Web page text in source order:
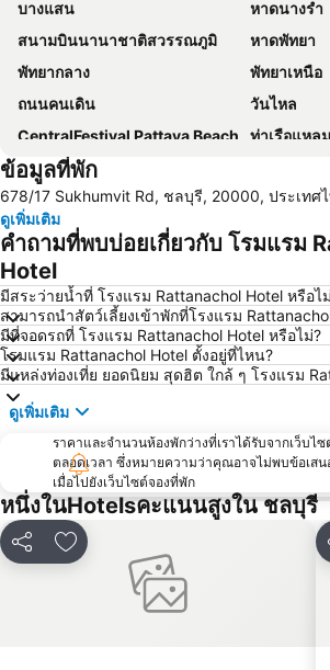
บางแสน
หาดนางรำ
สนามบินนานาชาติสวรรณภูมิ
หาดพัทยา
พัทยากลาง
พัทยาเหนือ
ถนนคนเดิน
วันไหล
CentralFestival Pattaya Beach
ท่าเรือแหล
สวนเสือศรีราชา
บิ๊กซี เอ็กซ์ตร้า พัทยา3
วัดหงษ์ทอง
พีระเซอร์กิต
เมืองโบราณ
เอสเอฟเอ็กซ์ ซีเนม่า เซ็นทรัลพัทยาบีช
ข้อมูลที่พัก
678/17 Sukhumvit Rd, ชลบุรี, 20000, ประเทศ
ดูเพิ่มเติม
คำถามที่พบบ่อยเกี่ยวกับ โรมแรม
Hotel
มีสระว่ายน้ำที่ โรงแรม Rattanachol Hotel หรือไ
สามารถนำสัตว์เลี้ยงเข้าพักที่โรงแรม
มีที่จอดรถที่ โรงแรม Rattanachol Hotel หรือไม่?
โรมแรม Rattanachol Hotel ตั้งอยู่ที่ไหน?
มีแหล่งท่องเที่ย ยอดนิยม สุดฮิต ใกล้ ๆ โรงแรม
ดูเพิ่มเติม
ราคาและจำนวนห้องพักว่างที่เราได้รับจากเว็บไ
ตลอดเวลา ซึ่งหมายความว่าคุณอาจไม่พบข้อเส
เมื่อไปยังเว็บไซต์จองที่พัก
หนึ่งในHotelsคะแนนสูงใน ชลบุรี
แชร์ เพิ่มในรายการโปรด